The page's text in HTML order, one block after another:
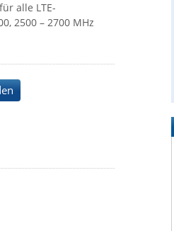
alle LTE-
2500 – 2700 MHz